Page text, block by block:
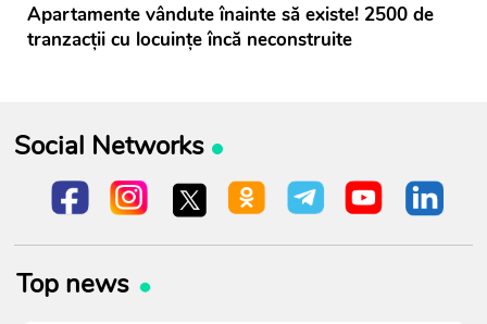
Apartamente vândute înainte să existe! 2500 de
tranzacții cu locuințe încă neconstruite
Social Networks
Top news